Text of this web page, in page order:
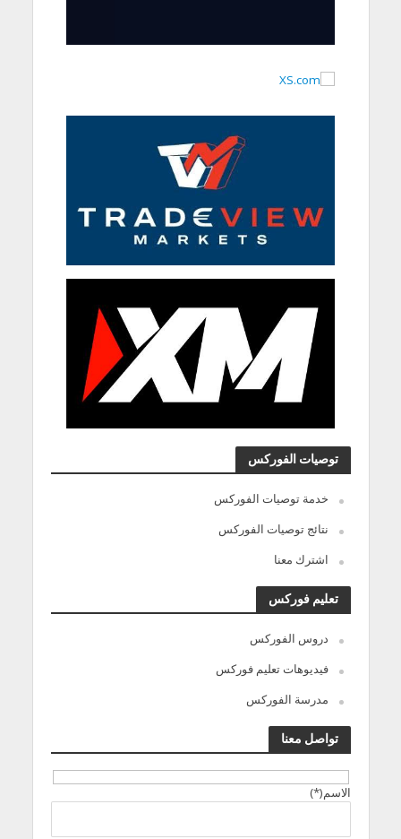
توصيات الفوركس
خدمة توصيات الفوركس
نتائج توصيات الفوركس
اشترك معنا
تعليم فوركس
دروس الفوركس
فيديوهات تعليم فوركس
مدرسة الفوركس
تواصل معنا
الاسم(*)